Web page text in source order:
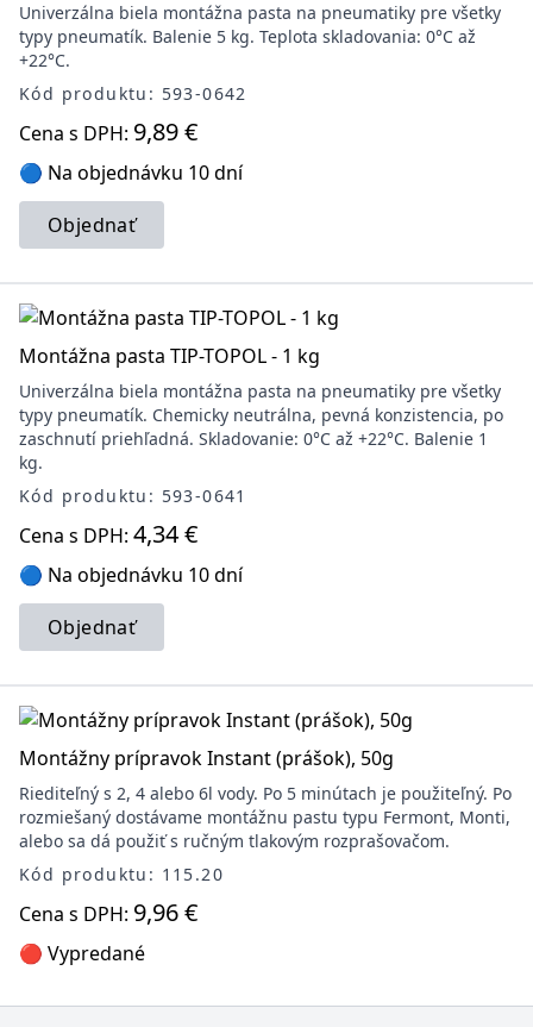
Univerzálna biela montážna pasta na pneumatiky pre všetky
typy pneumatík. Balenie 5 kg. Teplota skladovania: 0°C až
+22°C.
Kód produktu: 593-0642
Cena s DPH: 9,89 €
🔵 Na objednávku 10 dní
Objednať
Montážna pasta TIP-TOPOL - 1 kg
Univerzálna biela montážna pasta na pneumatiky pre všetky
typy pneumatík. Chemicky neutrálna, pevná konzistencia, po
zaschnutí priehľadná. Skladovanie: 0°C až +22°C. Balenie 1
kg.
Kód produktu: 593-0641
Cena s DPH: 4,34 €
🔵 Na objednávku 10 dní
Objednať
Montážny prípravok Instant (prášok), 50g
Riediteľný s 2, 4 alebo 6l vody. Po 5 minútach je použiteľný. Po
rozmiešaný dostávame montážnu pastu typu Fermont, Monti,
alebo sa dá použiť s ručným tlakovým rozprašovačom.
Kód produktu: 115.20
Cena s DPH: 9,96 €
🔴 Vypredané